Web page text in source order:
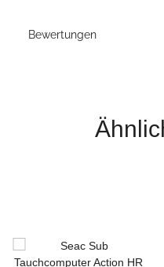
Bewertungen